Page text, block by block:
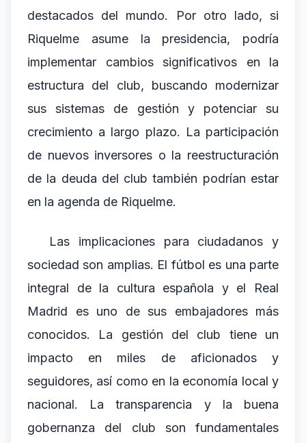
destacados del mundo. Por otro lado, si
Riquelme asume la presidencia, podría
implementar cambios significativos en la
estructura del club, buscando modernizar
sus sistemas de gestión y potenciar su
crecimiento a largo plazo. La participación
de nuevos inversores o la reestructuración
de la deuda del club también podrían estar
en la agenda de Riquelme.
Las implicaciones para ciudadanos y
sociedad son amplias. El fútbol es una parte
integral de la cultura española y el Real
Madrid es uno de sus embajadores más
conocidos. La gestión del club tiene un
impacto en miles de aficionados y
seguidores, así como en la economía local y
nacional. La transparencia y la buena
gobernanza del club son fundamentales